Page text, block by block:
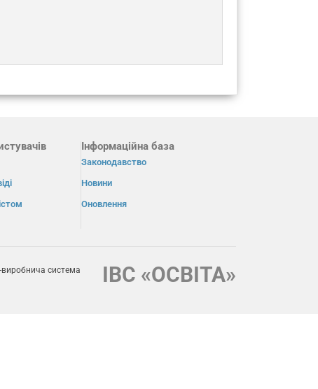
Інформаційна база
Законодавство
Новини
Оновлення
система
ІВС «ОСВІТА»